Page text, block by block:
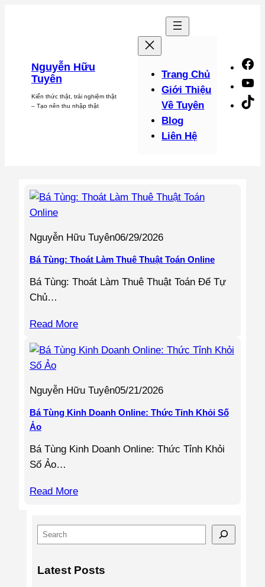
Nguyễn Hữu
Tuyên
Kiến thức thật, trải nghiệm thật
– Tạo nên thu nhập thật
Trang Chủ
Giới Thiệu
Về Tuyên
Blog
Liên Hệ
Nguyễn Hữu Tuyên06/29/2026
Bá Tùng: Thoát Làm Thuê Thuật Toán Online
Bá Tùng: Thoát Làm Thuê Thuật Toán Để Tự
Chủ…
Read More
Nguyễn Hữu Tuyên05/21/2026
Bá Tùng Kinh Doanh Online: Thức Tỉnh Khỏi Số
Ảo
Bá Tùng Kinh Doanh Online: Thức Tỉnh Khỏi
Số Ảo…
Read More
S
e
r
Latest Posts